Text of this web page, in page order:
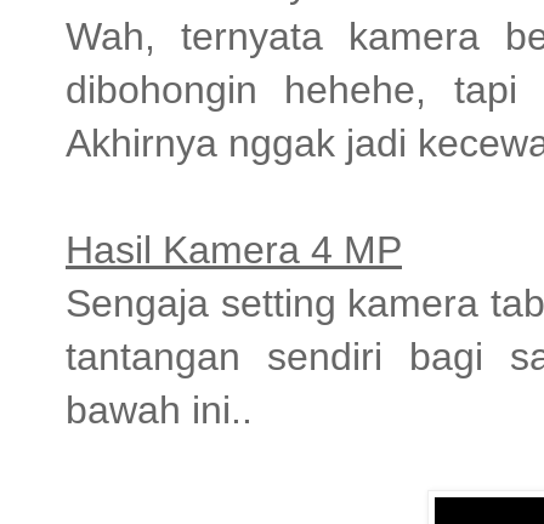
Wah, ternyata kamera
dibohongin hehehe,
Akhirnya nggak jadi
Hasil Kamera 4 MP
Sengaja setting kamera
tantangan sendiri bagi
bawah ini..